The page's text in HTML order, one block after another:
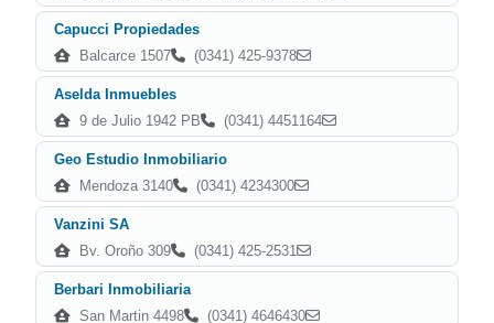
Capucci Propiedades
Balcarce 1507
(0341) 425-9378
Aselda Inmuebles
9 de Julio 1942 PB
(0341) 4451164
Geo Estudio Inmobiliario
Mendoza 3140
(0341) 4234300
Vanzini SA
Bv. Oroño 309
(0341) 425-2531
Berbari Inmobiliaria
San Martin 4498
(0341) 4646430